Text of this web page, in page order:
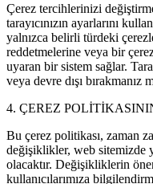
Çerez tercihlerinizi
tarayıcınızın ayarlarını
yalnızca belirli türdeki
reddetmelerine veya bir
uyaran bir sistem sağlar.
veya devre dışı bırakmanız
4. ÇEREZ
Bu çerez politikası, zaman
değişiklikler, web sitemizde
olacaktır. Değişikliklerin
kullanıcılarımıza